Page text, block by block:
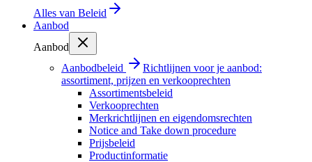
Alles van Beleid
Aanbod
Aanbod
Aanbodbeleid
Richtlijnen voor je aanbod:
assortiment, prijzen en verkooprechten
Assortimentsbeleid
Verkooprechten
Merkrichtlijnen en eigendomsrechten
Notice and Take down procedure
Prijsbeleid
Productinformatie